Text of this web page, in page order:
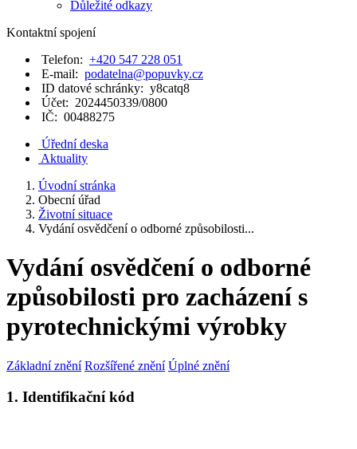
Důležité odkazy
Kontaktní spojení
Telefon: +420 547 228 051
E-mail: podatelna@popuvky.cz
ID datové schránky: y8catq8
Účet: 2024450339/0800
IČ: 00488275
Úřední deska
Aktuality
Úvodní stránka
Obecní úřad
Životní situace
Vydání osvědčení o odborné způsobilosti...
Vydání osvědčení o odborné
způsobilosti pro zacházení s
pyrotechnickými výrobky
Základní znění Rozšířené znění Úplné znění
1. Identifikační kód